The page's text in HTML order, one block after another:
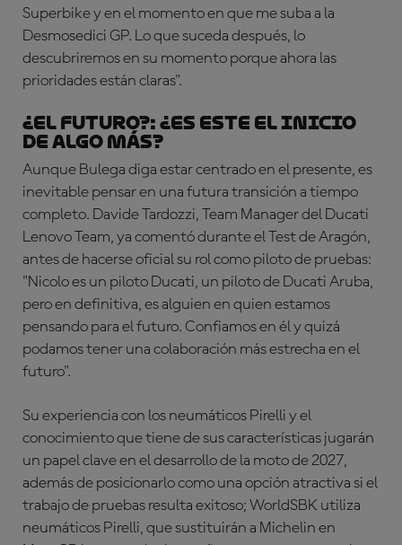
Superbike y en el momento en que me suba a la
Desmosedici GP. Lo que suceda después, lo
descubriremos en su momento porque ahora las
prioridades están claras".
¿El futuro?: ¿Es este el inicio
de algo más?
Aunque Bulega diga estar centrado en el presente, es
inevitable pensar en una futura transición a tiempo
completo. Davide Tardozzi, Team Manager del Ducati
Lenovo Team, ya comentó durante el Test de Aragón,
antes de hacerse oficial su rol como piloto de pruebas:
"Nicolo es un piloto Ducati, un piloto de Ducati Aruba,
pero en definitiva, es alguien en quien estamos
pensando para el futuro. Confiamos en él y quizá
podamos tener una colaboración más estrecha en el
futuro".
Su experiencia con los neumáticos Pirelli y el
conocimiento que tiene de sus características jugarán
un papel clave en el desarrollo de la moto de 2027,
además de posicionarlo como una opción atractiva si el
trabajo de pruebas resulta exitoso; WorldSBK utiliza
neumáticos Pirelli, que sustituirán a Michelin en